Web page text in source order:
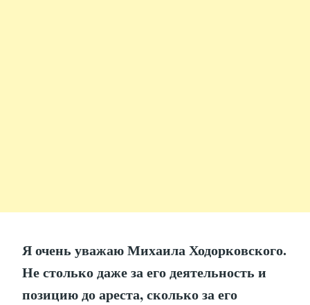
Я очень уважаю Михаила Ходорковского.
Не столько даже за его деятельность и
позицию до ареста, сколько за его